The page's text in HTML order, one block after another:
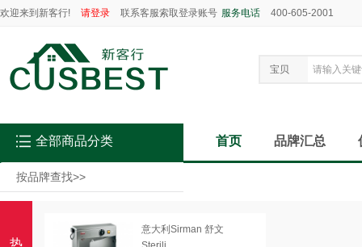
欢迎来到新客行! 请登录 联系客服索取登录账号 服务电话 400-605-2001
宝贝
按品牌查找>>
全部商品分类 首页 品牌汇总
热
意大利Sirman 舒文